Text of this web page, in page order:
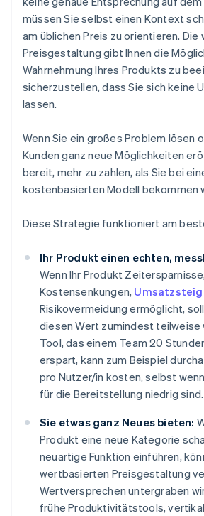
müssen Sie selbst einen Kontext
am üblichen Preis zu orientieren.
Preisgestaltung gibt Ihnen die
Wahrnehmung Ihres Produkts zu
sicherzustellen, dass Sie sich keine
lassen.
Wenn Sie ein großes Problem lösen
Kunden ganz neue Möglichkeiten
bereit, mehr zu zahlen, als Sie bei
kostenbasierten Modell bekommen
Diese Strategie funktioniert am
Ihr Produkt einen echten,
Wenn Ihr Produkt Zeitersparnisse,
Kostensenkungen,
Risikovermeidung ermöglicht,
diesen Wert zumindest teilweise
Tool, das einem Team 20
erspart, kann zum Beispiel
pro Nutzer/in kosten, selbst
für die Bereitstellung niedrig sind.
Sie etwas ganz Neues bieten:
Produkt eine neue Kategorie
neuartige Funktion einführen,
wertbasierten Preisgestaltung
Wertversprechen untergraben
frühe Produktivitätstools,